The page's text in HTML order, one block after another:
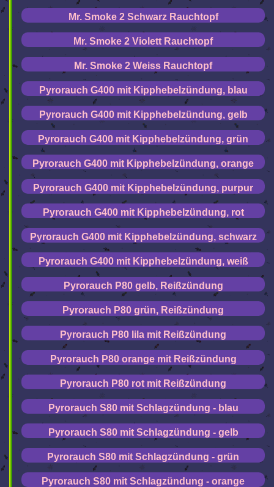
Mr. Smoke 2 Schwarz Rauchtopf
Mr. Smoke 2 Violett Rauchtopf
Mr. Smoke 2 Weiss Rauchtopf
Pyrorauch G400 mit Kipphebelzündung, blau
Pyrorauch G400 mit Kipphebelzündung, gelb
Pyrorauch G400 mit Kipphebelzündung, grün
Pyrorauch G400 mit Kipphebelzündung, orange
Pyrorauch G400 mit Kipphebelzündung, purpur
Pyrorauch G400 mit Kipphebelzündung, rot
Pyrorauch G400 mit Kipphebelzündung, schwarz
Pyrorauch G400 mit Kipphebelzündung, weiß
Pyrorauch P80 gelb, Reißzündung
Pyrorauch P80 grün, Reißzündung
Pyrorauch P80 lila mit Reißzündung
Pyrorauch P80 orange mit Reißzündung
Pyrorauch P80 rot mit Reißzündung
Pyrorauch S80 mit Schlagzündung - blau
Pyrorauch S80 mit Schlagzündung - gelb
Pyrorauch S80 mit Schlagzündung - grün
Pyrorauch S80 mit Schlagzündung - orange